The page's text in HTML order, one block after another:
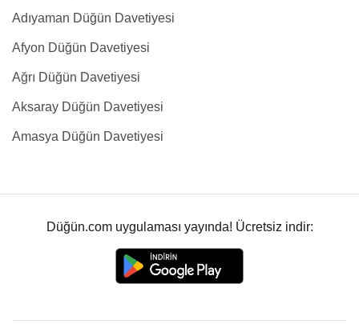
Adıyaman Düğün Davetiyesi
Afyon Düğün Davetiyesi
Ağrı Düğün Davetiyesi
Aksaray Düğün Davetiyesi
Amasya Düğün Davetiyesi
Düğün.com uygulaması yayında! Ücretsiz indir: